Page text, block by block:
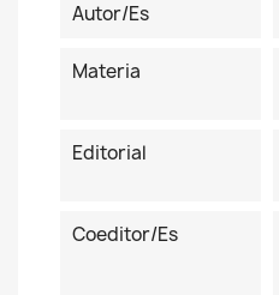
Autor/es
Materia
Editorial
Coeditor/es